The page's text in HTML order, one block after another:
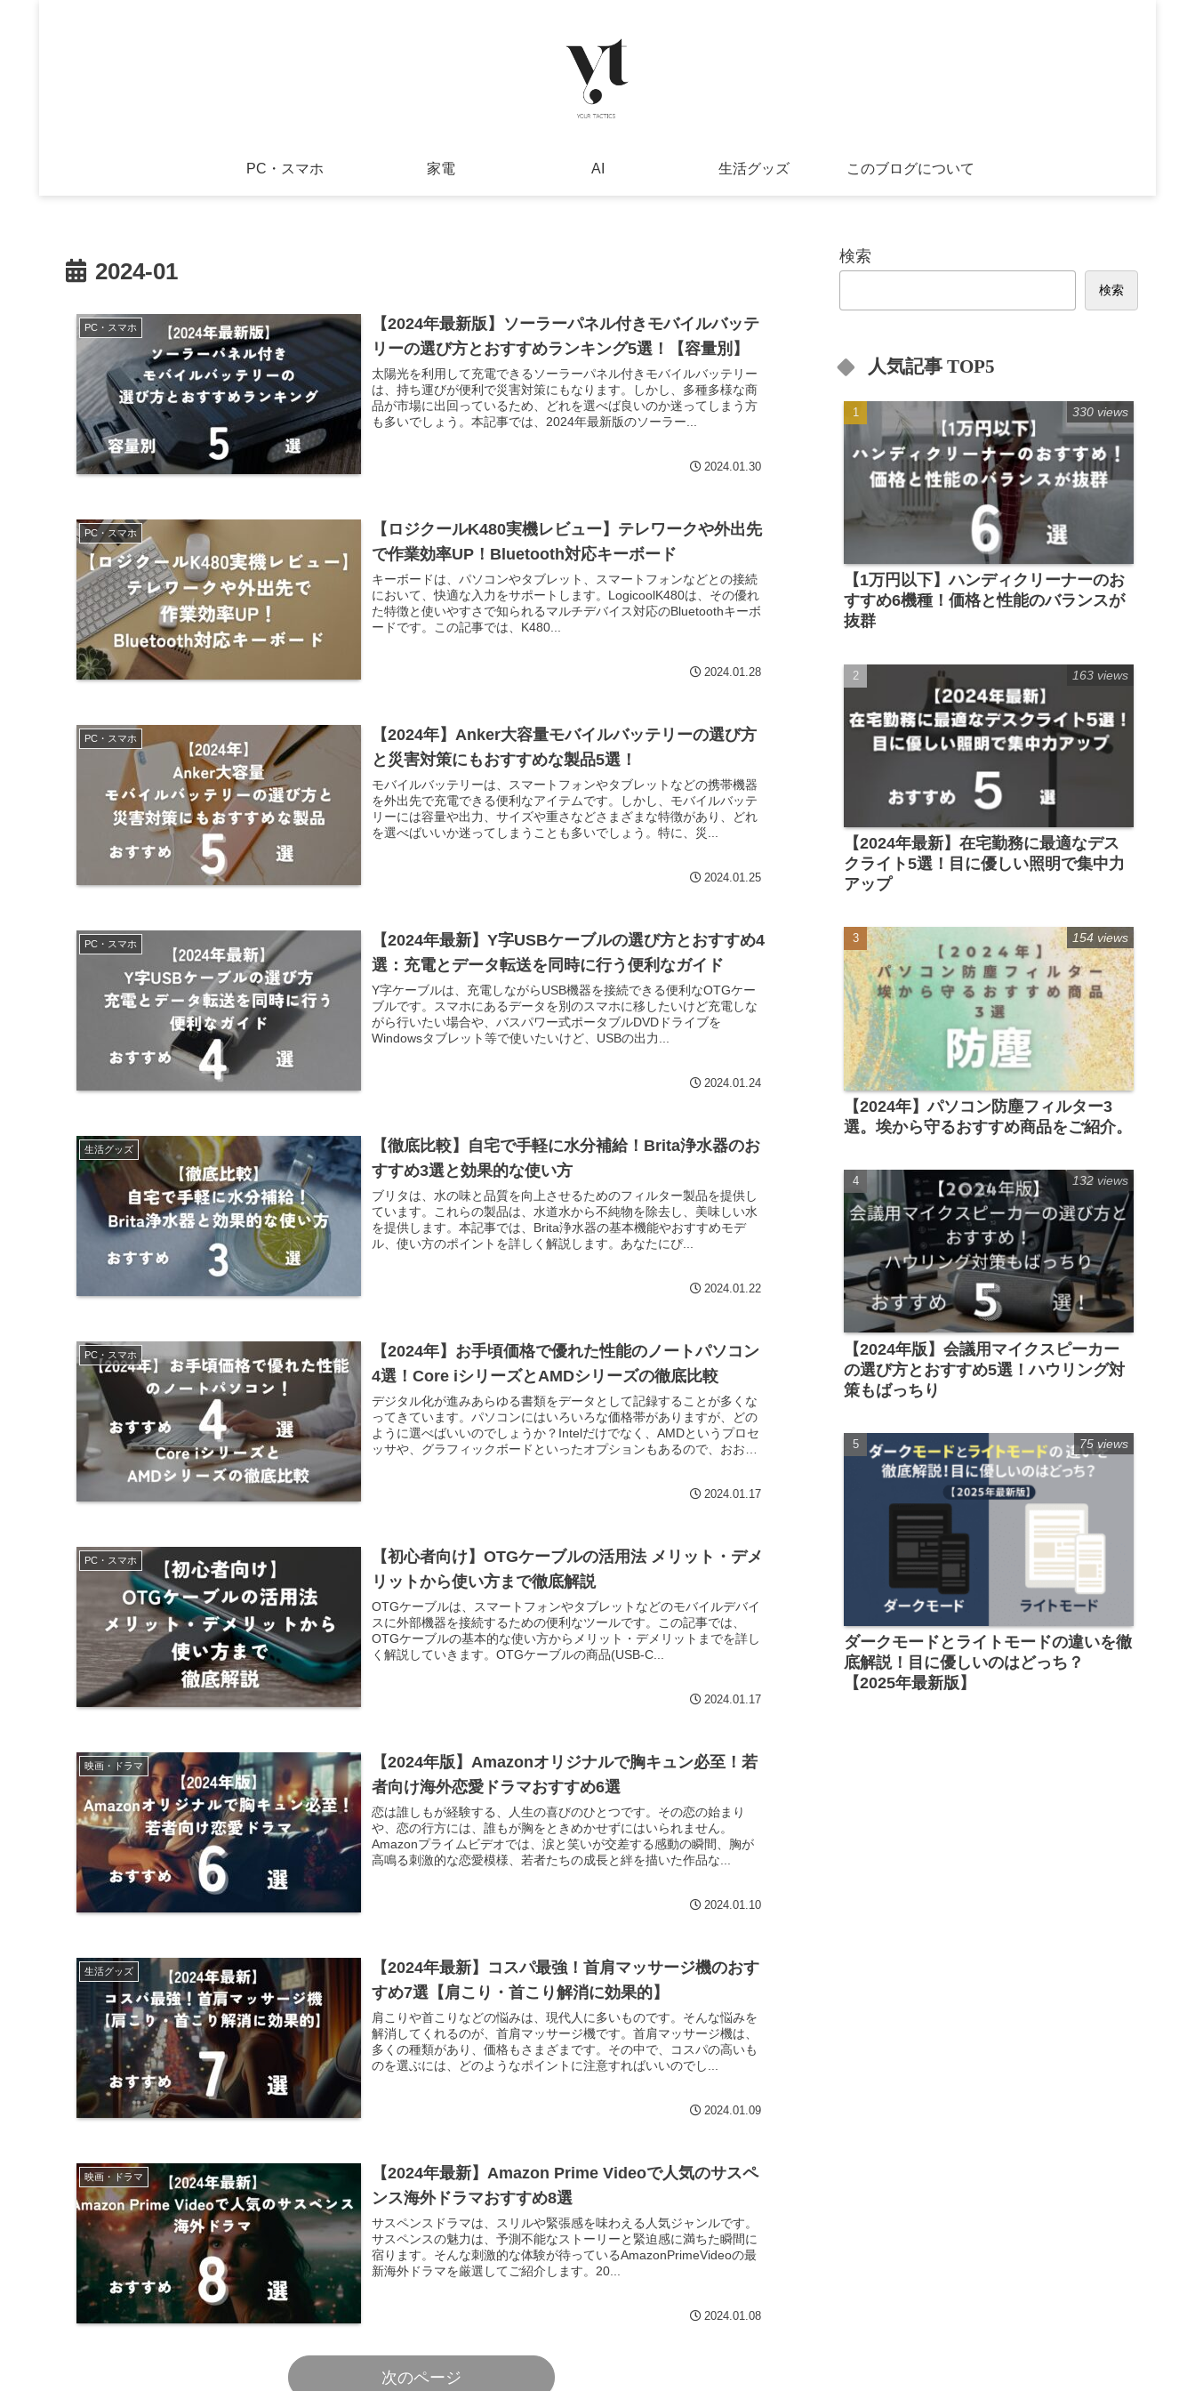
PC・スマホ 家電 AI 生活グッズ このブログについて
2024-01
PC・スマホ
【2024年最新版】ソーラーパネル付きモバイルバッテ
リーの選び方とおすすめランキング5選！【容量別】
太陽光を利用して充電できるソーラーパネル付きモバイルバッテリー
は、持ち運びが便利で災害対策にもなります。しかし、多種多様な商
品が市場に出回っているため、どれを選べば良いのか迷ってしまう方
も多いでしょう。本記事では、2024年最新版のソーラー...
2024.01.30
PC・スマホ
【ロジクールK480実機レビュー】テレワークや外出先
で作業効率UP！Bluetooth対応キーボード
キーボードは、パソコンやタブレット、スマートフォンなどとの接続
において、快適な入力をサポートします。LogicoolK480は、その優れ
た特徴と使いやすさで知られるマルチデバイス対応のBluetoothキーボ
ードです。この記事では、K480...
2024.01.28
PC・スマホ
【2024年】Anker大容量モバイルバッテリーの選び方
と災害対策にもおすすめな製品5選！
モバイルバッテリーは、スマートフォンやタブレットなどの携帯機器
を外出先で充電できる便利なアイテムです。しかし、モバイルバッテ
リーには容量や出力、サイズや重さなどさまざまな特徴があり、どれ
を選べばいいか迷ってしまうことも多いでしょう。特に、災...
2024.01.25
PC・スマホ
【2024年最新】Y字USBケーブルの選び方とおすすめ4
選：充電とデータ転送を同時に行う便利なガイド
Y字ケーブルは、充電しながらUSB機器を接続できる便利なOTGケー
ブルです。スマホにあるデータを別のスマホに移したいけど充電しな
がら行いたい場合や、バスパワー式ポータブルDVDドライブを
Windowsタブレット等で使いたいけど、USBの出力...
2024.01.24
生活グッズ
【徹底比較】自宅で手軽に水分補給！Brita浄水器のお
すすめ3選と効果的な使い方
ブリタは、水の味と品質を向上させるためのフィルター製品を提供し
ています。これらの製品は、水道水から不純物を除去し、美味しい水
を提供します。本記事では、Brita浄水器の基本機能やおすすめモデ
ル、使い方のポイントを詳しく解説します。あなたにぴ...
2024.01.22
PC・スマホ
【2024年】お手頃価格で優れた性能のノートパソコン
4選！Core iシリーズとAMDシリーズの徹底比較
デジタル化が進みあらゆる書類をデータとして記録することが多くな
ってきています。パソコンにはいろいろな価格帯がありますが、どの
ように選べばいいのでしょうか？Intelだけでなく、AMDというプロセ
ッサや、グラフィックボードといったオプションもあるので、おおま
2024.01.17
PC・スマホ
【初心者向け】OTGケーブルの活用法 メリット・デメ
リットから使い方まで徹底解説
OTGケーブルは、スマートフォンやタブレットなどのモバイルデバイ
スに外部機器を接続するための便利なツールです。この記事では、
OTGケーブルの基本的な使い方からメリット・デメリットまでを詳し
く解説していきます。OTGケーブルの商品(USB-C...
2024.01.17
映画・ドラマ
【2024年版】Amazonオリジナルで胸キュン必至！若
者向け海外恋愛ドラマおすすめ6選
恋は誰しもが経験する、人生の喜びのひとつです。その恋の始まり
や、恋の行方には、誰もが胸をときめかせずにはいられません。
Amazonプライムビデオでは、涙と笑いが交差する感動の瞬間、胸が
高鳴る刺激的な恋愛模様、若者たちの成長と絆を描いた作品な...
2024.01.10
生活グッズ
【2024年最新】コスパ最強！首肩マッサージ機のおす
すめ7選【肩こり・首こり解消に効果的】
肩こりや首こりなどの悩みは、現代人に多いものです。そんな悩みを
解消してくれるのが、首肩マッサージ機です。首肩マッサージ機は、
多くの種類があり、価格もさまざまです。その中で、コスパの高いも
のを選ぶには、どのようなポイントに注意すればいいのでし...
2024.01.09
映画・ドラマ
【2024年最新】Amazon Prime Videoで人気のサスペ
ンス海外ドラマおすすめ8選
サスペンスドラマは、スリルや緊張感を味わえる人気ジャンルです。
サスペンスの魅力は、予測不能なストーリーと緊迫感に満ちた瞬間に
宿ります。そんな刺激的な体験が待っているAmazonPrimeVideoの最
新海外ドラマを厳選してご紹介します。20...
2024.01.08
次のページ
検索
検索
人気記事 TOP5
【1万円以下】ハンディクリーナーのお
すすめ6機種！価格と性能のバランスが
抜群
330 views
【2024年最新】在宅勤務に最適なデス
クライト5選！目に優しい照明で集中力
アップ
163 views
【2024年】パソコン防塵フィルター3
選。埃から守るおすすめ商品をご紹介。
154 views
【2024年版】会議用マイクスピーカー
の選び方とおすすめ5選！ハウリング対
策もばっちり
132 views
ダークモードとライトモードの違いを徹
底解説！目に優しいのはどっち？
【2025年最新版】
75 views